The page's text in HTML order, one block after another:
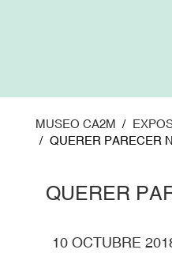
MUSEO CA2M
QUERER PARECER
QUERER
10 OCTUBRE